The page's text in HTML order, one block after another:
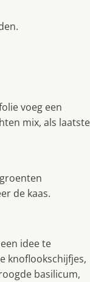
voeg een
mix, als laatste
de kaas.
idee te
knoflookschijfjes,
basilicum,